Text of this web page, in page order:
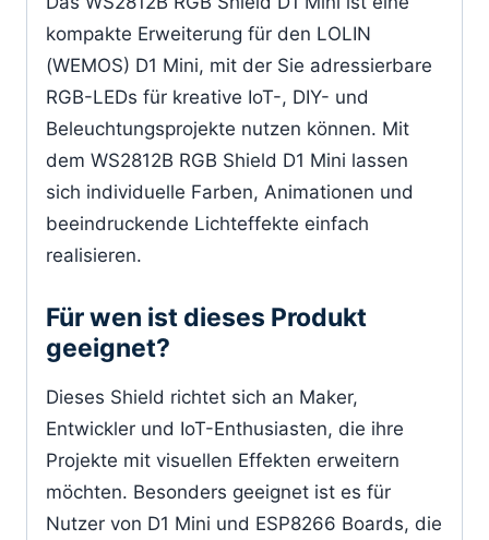
kompakte Erweiterung für den LOLIN
(WEMOS) D1 Mini, mit der Sie adressierbare
RGB-LEDs für kreative IoT-, DIY- und
Beleuchtungsprojekte nutzen können. Mit
dem WS2812B RGB Shield D1 Mini lassen
sich individuelle Farben, Animationen und
beeindruckende Lichteffekte einfach
realisieren.
Für wen ist dieses Produkt
geeignet?
Dieses Shield richtet sich an Maker,
Entwickler und IoT-Enthusiasten, die ihre
Projekte mit visuellen Effekten erweitern
möchten. Besonders geeignet ist es für
Nutzer von D1 Mini und ESP8266 Boards, die